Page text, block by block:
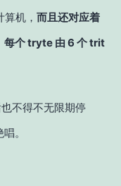
机， 而且还对应着
每个 tryte 由 6 个 trit
不得不无限期停
。